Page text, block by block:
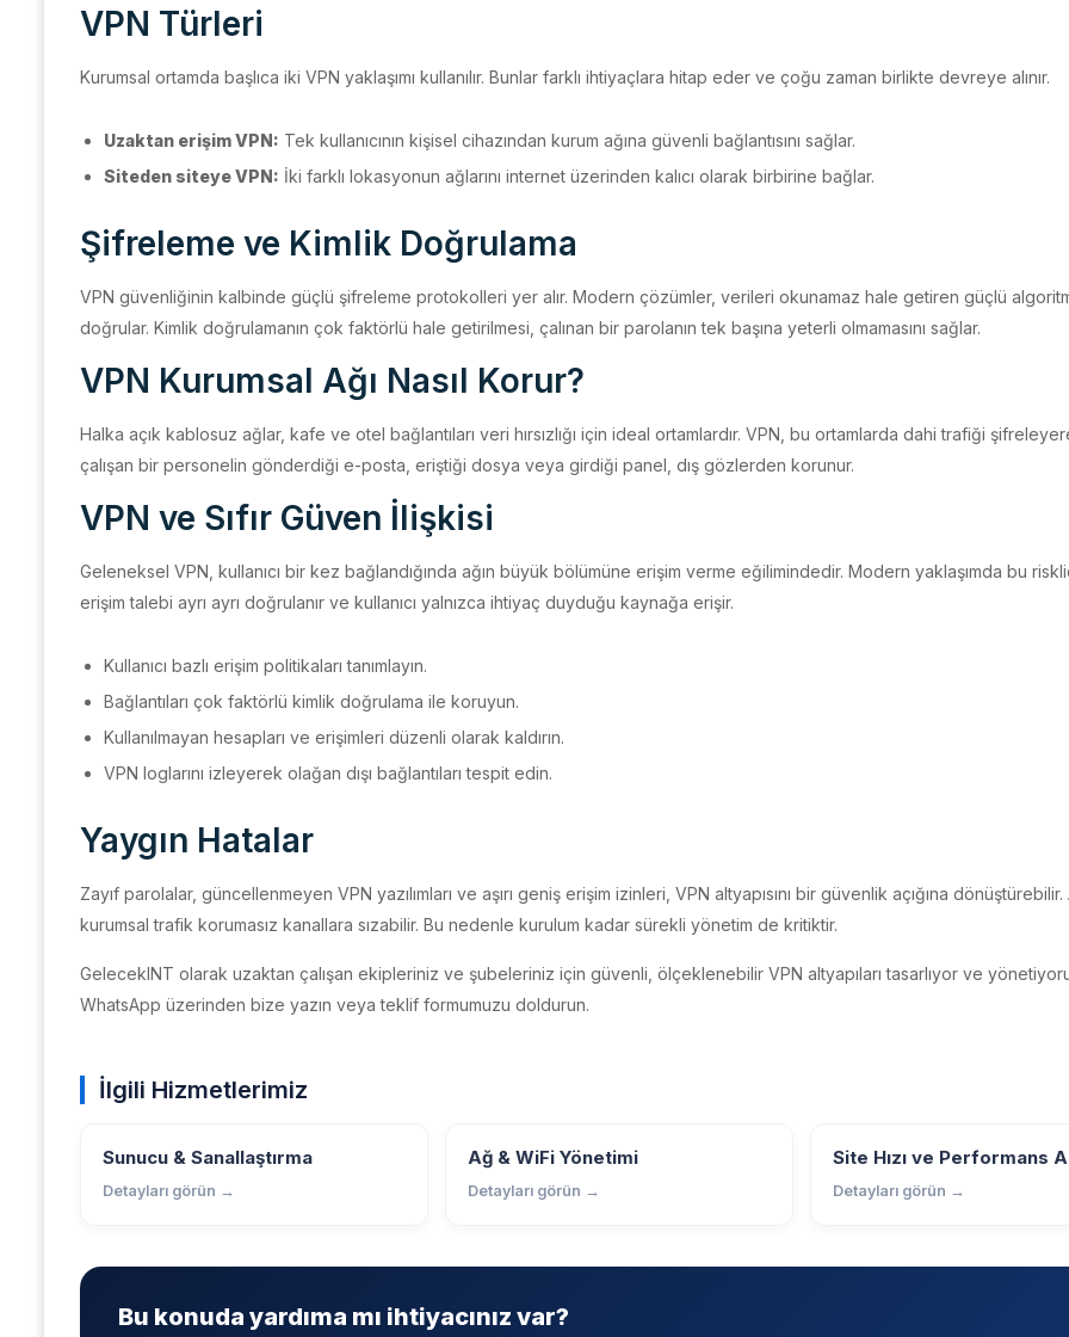
VPN Türleri
Kurumsal ortamda başlıca iki VPN yaklaşımı kullanılır. Bunlar farklı ihtiyaçlara hitap eder ve çoğu zaman birlikte devreye alınır.
Uzaktan erişim VPN: Tek kullanıcının kişisel cihazından kurum ağına güvenli bağlantısını sağlar.
Siteden siteye VPN: İki farklı lokasyonun ağlarını internet üzerinden kalıcı olarak birbirine bağlar.
Şifreleme ve Kimlik Doğrulama
VPN güvenliğinin kalbinde güçlü şifreleme protokolleri yer alır. Modern çözümler, verileri okunamaz hale getiren güçlü
doğrular. Kimlik doğrulamanın çok faktörlü hale getirilmesi, çalınan bir parolanın tek başına yeterli olmamasını sağlar.
VPN Kurumsal Ağı Nasıl Korur?
Halka açık kablosuz ağlar, kafe ve otel bağlantıları veri hırsızlığı için ideal ortamlardır. VPN, bu ortamlarda dahi trafiği
çalışan bir personelin gönderdiği e-posta, eriştiği dosya veya girdiği panel, dış gözlerden korunur.
VPN ve Sıfır Güven İlişkisi
Geleneksel VPN, kullanıcı bir kez bağlandığında ağın büyük bölümüne erişim verme eğilimindedir. Modern yaklaşımda bu
erişim talebi ayrı ayrı doğrulanır ve kullanıcı yalnızca ihtiyaç duyduğu kaynağa erişir.
Kullanıcı bazlı erişim politikaları tanımlayın.
Bağlantıları çok faktörlü kimlik doğrulama ile koruyun.
Kullanılmayan hesapları ve erişimleri düzenli olarak kaldırın.
VPN loglarını izleyerek olağan dışı bağlantıları tespit edin.
Yaygın Hatalar
Zayıf parolalar, güncellenmeyen VPN yazılımları ve aşırı geniş erişim izinleri, VPN altyapısını bir güvenlik açığına dönüştürebilir.
kurumsal trafik korumasız kanallara sızabilir. Bu nedenle kurulum kadar sürekli yönetim de kritiktir.
GelecekINT olarak uzaktan çalışan ekipleriniz ve şubeleriniz için güvenli, ölçeklenebilir VPN altyapıları tasarlıyor ve
WhatsApp üzerinden bize yazın veya teklif formumuzu doldurun.
İlgili Hizmetlerimiz
Sunucu & Sanallaştırma
Detayları görün →
Ağ & WiFi Yönetimi
Detayları görün →
Site Hızı ve Performans
Detayları görün →
Bu konuda yardıma mı ihtiyacınız var?